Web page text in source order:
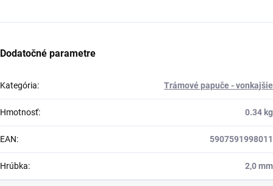
Dodatočné parametre
Kategória: Trámové papuče - vonkajšie
Hmotnosť: 0.34 kg
EAN: 5907591998011
Hrúbka: 2,0 mm